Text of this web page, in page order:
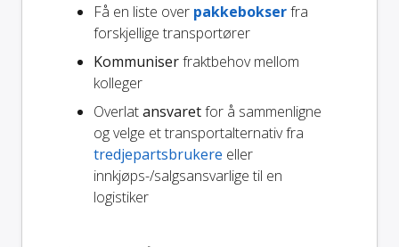
Få en liste over pakkebokserfra
forskjellige transportører
Kommuniserfraktbehov mellom
kolleger
Overlatansvaretfor å sammenligne
og velge et transportalternativ fra
tredjepartsbrukere eller
innkjøps-/salgsansvarlige til en
logistiker